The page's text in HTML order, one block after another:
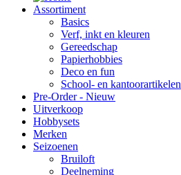
Assortiment
Basics
Verf, inkt en kleuren
Gereedschap
Papierhobbies
Deco en fun
School- en kantoorartikelen
Pre-Order - Nieuw
Uitverkoop
Hobbysets
Merken
Seizoenen
Bruiloft
Deelneming